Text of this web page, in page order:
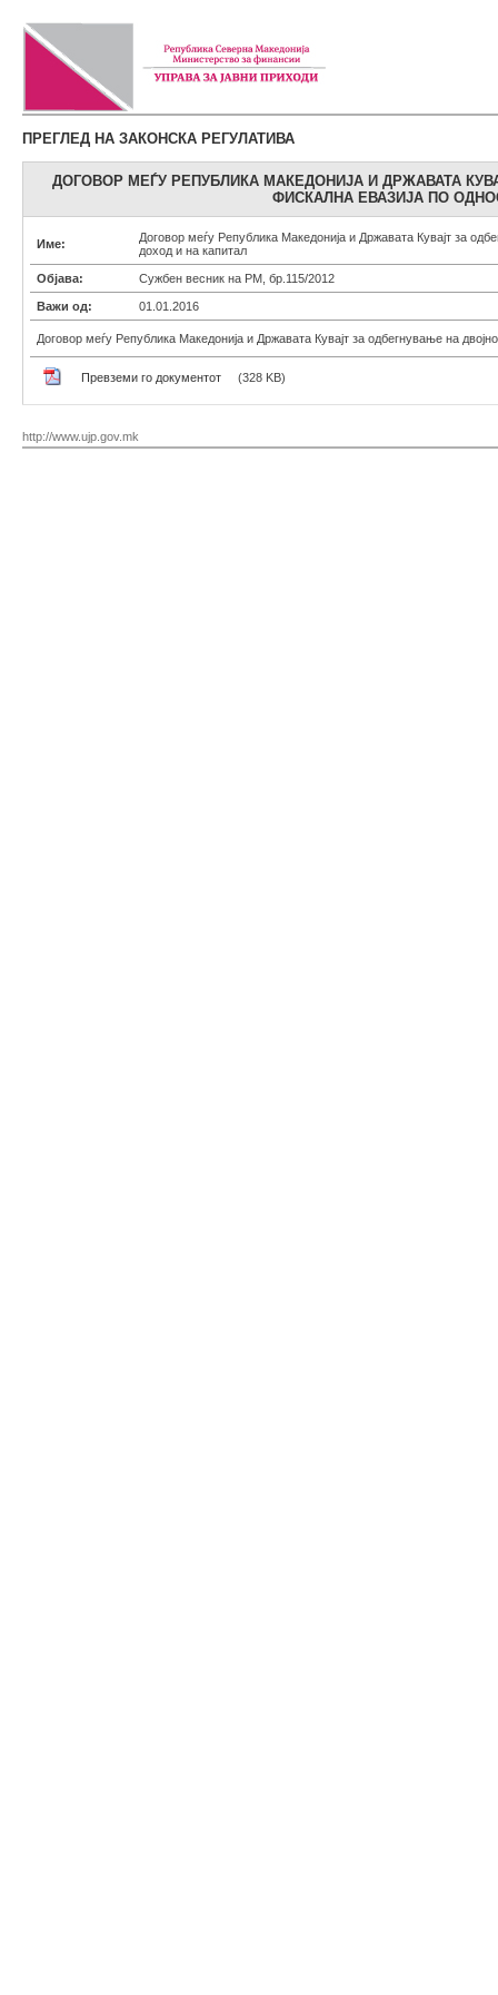
ПРЕГЛЕД НА ЗАКОНСКА РЕГУЛАТИВА
ДОГОВОР МЕЃУ РЕПУБЛИКА МАКЕДОНИЈА И ДРЖАВАТА
ФИСКАЛНА ЕВАЗИЈА ПО
Име:
Договор меѓу Република Македонија и Државата Кувајт за
доход и на капитал
Објава: Сужбен весник на РМ, бр.115/2012
Важи од: 01.01.2016
Договор меѓу Република Македонија и Државата Кувајт за одбегнување на
Превземи го документот (328 KB)
http://www.ujp.gov.mk